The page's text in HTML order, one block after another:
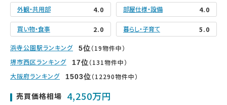
外観・共用部 4.0 部屋仕様・設備 4.0
買い物・食事 2.0 暮らし・子育て 5.0
浜寺公園駅ランキング 5位（19物件中）
堺市西区ランキング
17位（131物件中）
大阪府ランキング
1503位（12290物件中）
売買価格相場 4,250万円